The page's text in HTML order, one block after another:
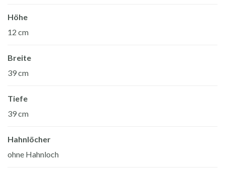
Höhe
12 cm
Breite
39 cm
Tiefe
39 cm
Hahnlöcher
ohne Hahnloch